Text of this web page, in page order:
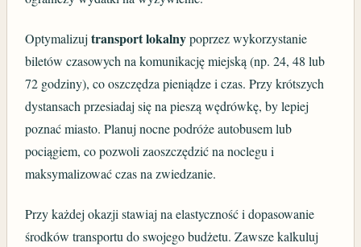
Optymalizujtransport lokalnypoprzez wykorzystanie
biletów czasowych na komunikację miejską (np. 24, 48 lub
72 godziny), co oszczędza pieniądze i czas. Przy krótszych
dystansach przesiadaj się na pieszą wędrówkę, by lepiej
poznać miasto. Planuj nocne podróże autobusem lub
pociągiem, co pozwoli zaoszczędzić na noclegu i
maksymalizować czas na zwiedzanie.
Przy każdej okazji stawiaj na elastyczność i dopasowanie
środków transportu do swojego budżetu. Zawsze kalkuluj